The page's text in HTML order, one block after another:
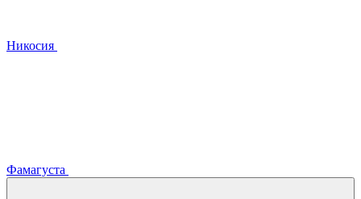
Никосия
Фамагуста